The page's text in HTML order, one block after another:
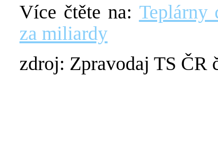
Více čtěte na: Teplárny
za miliardy
zdroj: Zpravodaj TS ČR